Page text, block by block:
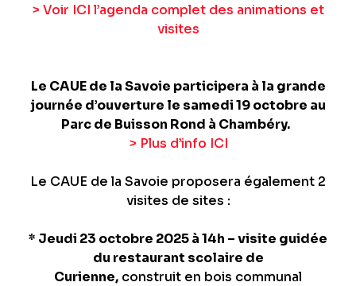
> Voir ICI l’agenda complet des animations et
visites
Le CAUE de la Savoie participera à la grande
journée d’ouverture le samedi 19 octobre au
Parc de Buisson Rond à Chambéry.
> Plus d’info ICI
Le CAUE de la Savoie proposera également 2
visites de sites :
* Jeudi 23 octobre 2025 à 14h – visite guidée
du restaurant scolaire de
Curienne, construit en bois communal